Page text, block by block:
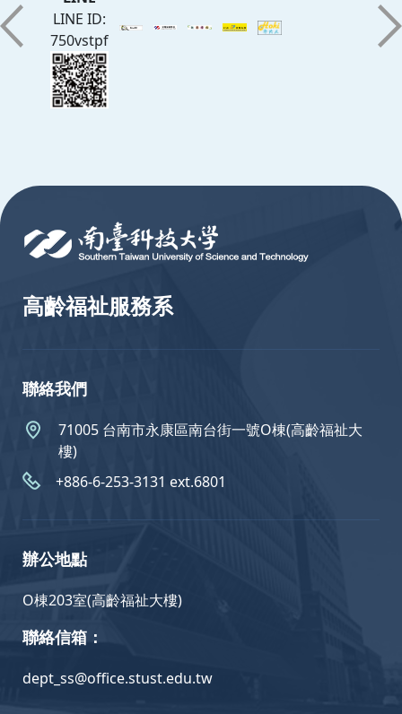
LINE ID:
750vstpf
高齡福祉服務系
聯絡我們
71005 台南市永康區南台街一號O棟(高齡福祉大
樓)
+886-6-253-3131 ext.6801
辦公地點
O棟203室(高齡福祉大樓)
聯絡信箱：
dept_ss@office.stust.edu.tw